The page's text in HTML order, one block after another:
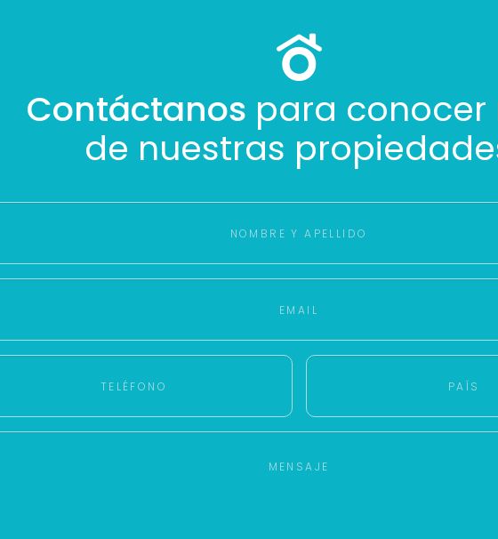
Contáctanos para conocer
de nuestras
Cancelar
Buscamos darte la mejor experiencia.
Con estos datos podemos responderte mejor y más rápido.